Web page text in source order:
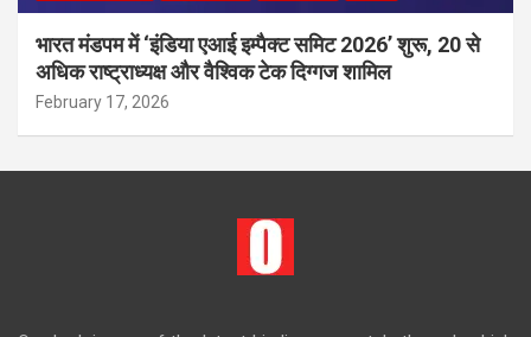
भारत मंडपम में ‘इंडिया एआई इम्पैक्ट समिट 2026’ शुरू, 20 से
अधिक राष्ट्राध्यक्ष और वैश्विक टेक दिग्गज शामिल
February 17, 2026